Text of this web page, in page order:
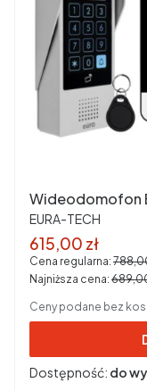
Wideodomofon
PRODUCENT
EURA-TECH
Cena
615,00 zł
Cena regularna:
Najniższa cena:
Ceny podane bez
Dostępność: do